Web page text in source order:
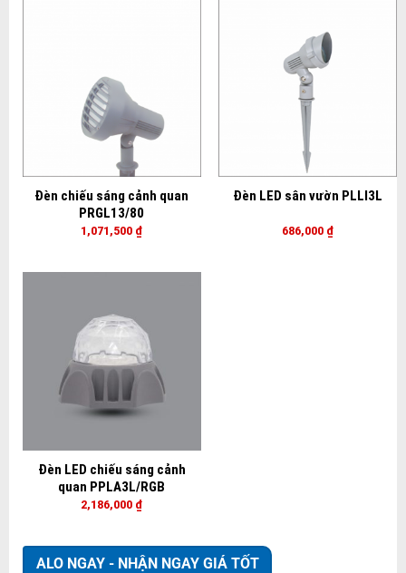
Đèn chiếu sáng cảnh quan
PRGL13/80
1,071,500 ₫
Đèn LED sân vườn PLLI3L
686,000 ₫
Đèn LED chiếu sáng cảnh
quan PPLA3L/RGB
2,186,000 ₫
ALO NGAY - NHẬN NGAY GIÁ TỐT